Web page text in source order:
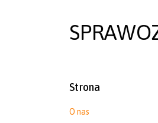
Strona
O nas